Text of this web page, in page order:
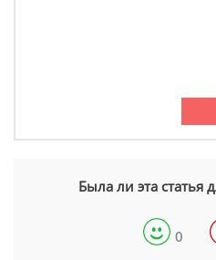
Была ли эта статья
0